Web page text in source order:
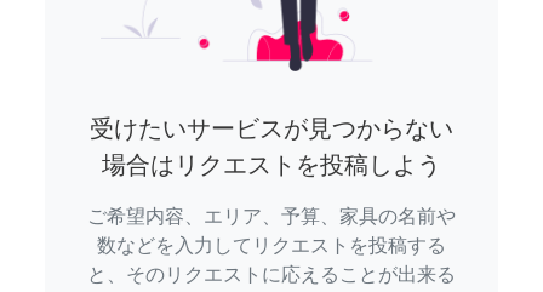
受けたいサービスが見つからない
場合はリクエストを投稿しよう
ご希望内容、エリア、予算、家具の名前や
数などを入力してリクエストを投稿する
と、そのリクエストに応えることが出来る